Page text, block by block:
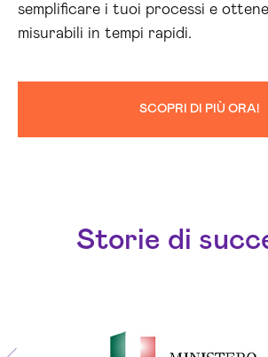
semplificare i tuoi processi e
misurabili in tempi rapidi.
SCOPRI DI PIÙ ORA!
Storie di